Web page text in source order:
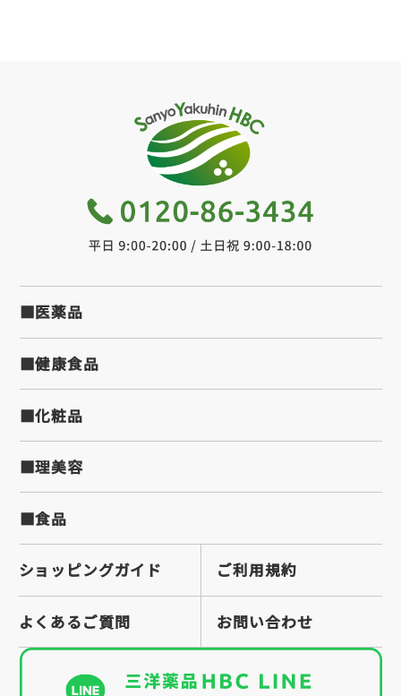
■医薬品
■健康食品
■化粧品
■理美容
■食品
ショッピングガイド ご利用規約
よくあるご質問 お問い合わせ